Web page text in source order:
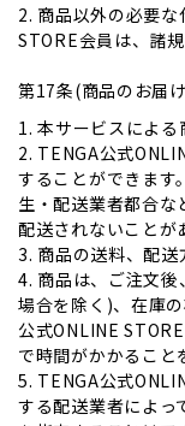
2. 商品以外の必要
STORE会員は、諸
第17条(商品のお届
1. 本サービスによる
2. TENGA公式
することができます
生・配送業者都合な
配送されないことが
3. 商品の送料、配送
4. 商品は、ご注文
場合を除く)、在庫
公式ONLINE
で時間がかかること
5. TENGA公式
する配送業者によっ